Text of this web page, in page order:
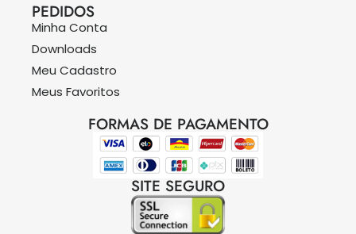
PEDIDOS
Minha Conta
Downloads
Meu Cadastro
Meus Favoritos
FORMAS DE PAGAMENTO
SITE SEGURO